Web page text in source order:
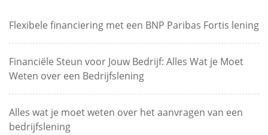
Flexibele financiering met een BNP Paribas Fortis lening
Financiële Steun voor Jouw Bedrijf: Alles Wat je Moet
Weten over een Bedrijfslening
Alles wat je moet weten over het aanvragen van een
bedrijfslening